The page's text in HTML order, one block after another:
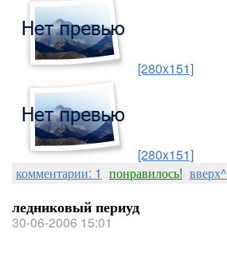
[280x151]
[280x151]
комментарии: 1 понравилось! вверх^
ледниковый периуд
30-06-2006 15:01